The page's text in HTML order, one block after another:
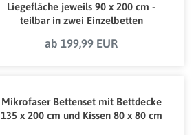
Liegefläche jeweils 90 x 200 cm -
teilbar in zwei Einzelbetten
ab 199,99 EUR
Mikrofaser Bettenset mit Bettdecke
135 x 200 cm und Kissen 80 x 80 cm